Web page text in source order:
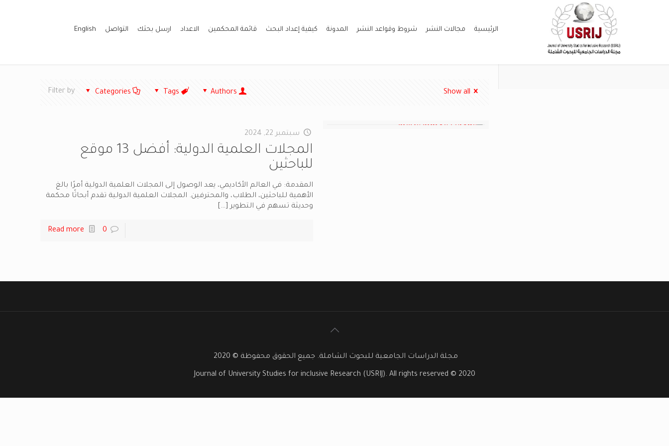
الرئيسية مجالات النشر شروط وقواعد النشر المدونة كيفية إعداد البحث قائمة المحكمين الاعداد ارسل بحثك التواصل English
Filter by Categories Tags Authors Show all
سبتمبر 22, 2024
المجلات العلمية الدولية: أفضل 13 موقع
للباحثين
المقدمة: في العالم الأكاديمي، يعد الوصول إلى المجلات العلمية الدولية أمرًا بالغ
الأهمية للباحثين، الطلاب، والمحترفين. المجلات العلمية الدولية تقدم أبحاثًا محكمة
وحديثة تسهم في التطوير[…]
0
Read more
مجلة الدراسات الجامعية للبحوث الشاملة. جميع الحقوق محفوظة © 2020
Journal of University Studies for inclusive Research (USRIJ). All rights reserved © 2020